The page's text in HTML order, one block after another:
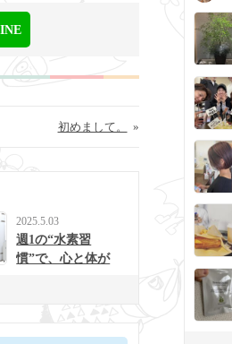
»
初めまして。
2025.5.03
週1の“水素習
慣”で、心と体が